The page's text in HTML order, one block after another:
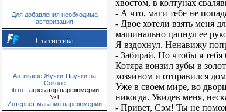
Для добавления необходима
авторизация
Статистика
Антикафе Жучки-Паучки на
Соколе
fifi.ru - агрегатор парфюмерии
№1
Интернет магазин парфюмерии
хвостом, в колтунах
- А что, маги тебе не
- Двое хотели взять меня
машинально цапнул ее
Я вздохнул. Ненавижу
- Забирай. Но чтобы я
Котяра вонзил зубы в
хозяином и отправился
Уже в своем мире, во
никогда. Увидев меня,
- Привет, Сэм! Ты не